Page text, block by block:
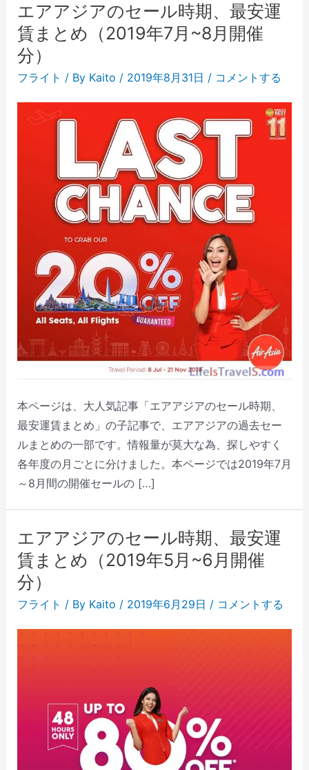
エアアジアのセール時期、最安運
賃まとめ（2019年7月~8月開催
分）
フライト / By Kaito / 2019年8月31日 / コメントする
本ページは、大人気記事「エアアジアのセール時期、
最安運賃まとめ」の子記事で、エアアジアの過去セー
ルまとめの一部です。情報量が莫大な為、探しやすく
各年度の月ごとに分けました。本ページでは2019年7月
～8月間の開催セールの […]
エアアジアのセール時期、最安運
賃まとめ（2019年5月~6月開催
分）
フライト / By Kaito / 2019年6月29日 / コメントする